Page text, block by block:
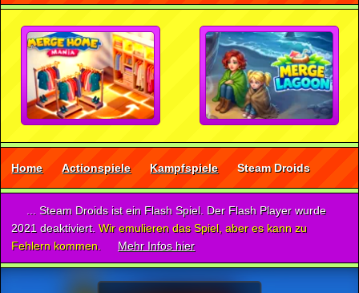
Home Actionspiele Kampfspiele Steam Droids
... Steam Droids ist ein Flash Spiel. Der Flash Player wurde
2021 deaktiviert. Wir emulieren das Spiel, aber es kann zu
Fehlern kommen.
Mehr Infos hier